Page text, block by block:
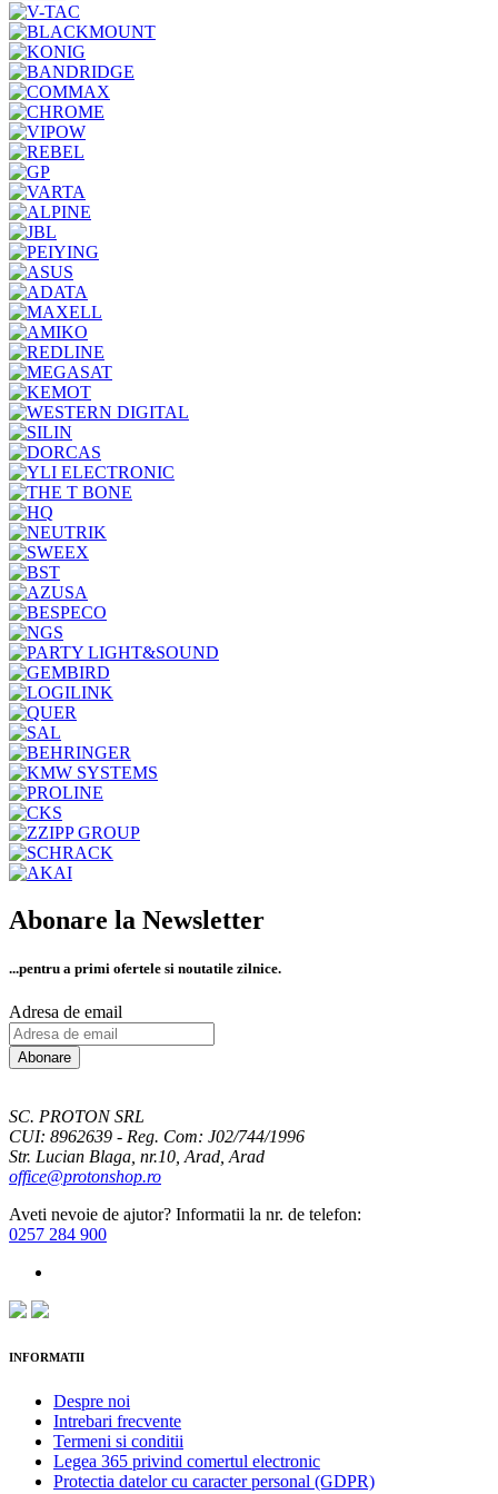
Abonare la Newsletter
...pentru a primi ofertele si noutatile zilnice.
Adresa de email
Abonare
SC. PROTON SRL
CUI: 8962639 - Reg. Com: J02/744/1996
Str. Lucian Blaga, nr.10, Arad, Arad
office@protonshop.ro
Aveti nevoie de ajutor? Informatii la nr. de telefon:
0257 284 900
INFORMATII
Despre noi
Intrebari frecvente
Termeni si conditii
Legea 365 privind comertul electronic
Protectia datelor cu caracter personal (GDPR)